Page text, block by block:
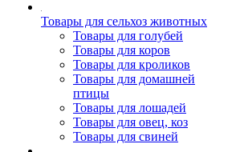
Товары для сельхоз животных
Товары для голубей
Товары для коров
Товары для кроликов
Товары для домашней
птицы
Товары для лошадей
Товары для овец, коз
Товары для свиней